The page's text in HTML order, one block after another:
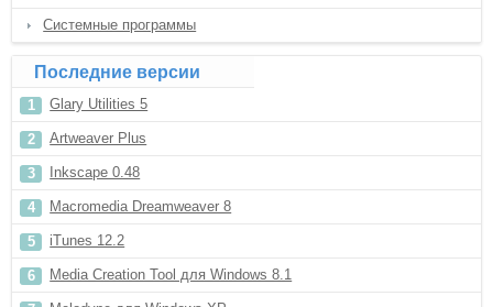
Системные программы
Последние версии
Glary Utilities 5
Artweaver Plus
Inkscape 0.48
Macromedia Dreamweaver 8
iTunes 12.2
Media Creation Tool для Windows 8.1